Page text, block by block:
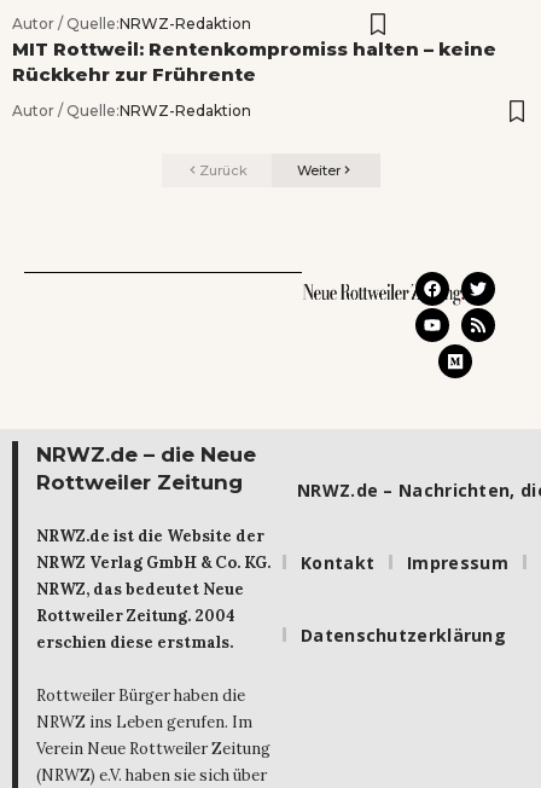
Autor / Quelle:NRWZ-Redaktion
MIT Rottweil: Rentenkompromiss halten – keine
Rückkehr zur Frührente
Autor / Quelle:NRWZ-Redaktion
Zurück Weiter
NRWZ.de – die Neue
Rottweiler Zeitung
NRWZ.de ist die Website der
NRWZ Verlag GmbH & Co. KG.
NRWZ, das bedeutet Neue
Rottweiler Zeitung. 2004
erschien diese erstmals.
Rottweiler Bürger haben die
NRWZ ins Leben gerufen. Im
Verein Neue Rottweiler Zeitung
(NRWZ) e.V. haben sie sich über
NRWZ.de – Nachrichten,
Kontakt Impressum
Datenschutzerklärung